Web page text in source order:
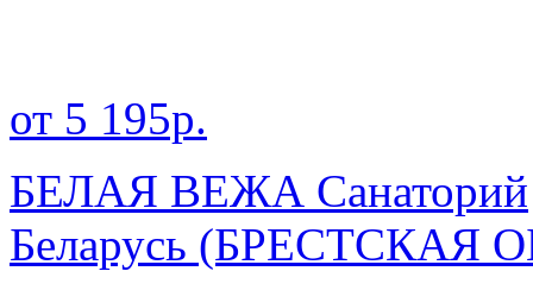
от 5 195р.
БЕЛАЯ ВЕЖА Санаторий
Беларусь (БРЕСТСКАЯ